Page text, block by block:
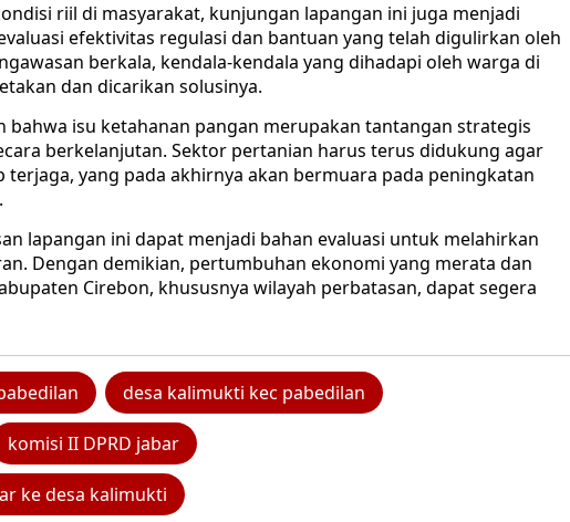
riil di masyarakat, kunjungan lapangan ini juga menjadi
efektivitas regulasi dan bantuan yang telah digulirkan oleh
berkala, kendala-kendala yang dihadapi oleh warga di
dan dicarikan solusinya.
bahwa isu ketahanan pangan merupakan tantangan strategis
berkelanjutan. Sektor pertanian harus terus didukung agar
yang pada akhirnya akan bermuara pada peningkatan
lapangan ini dapat menjadi bahan evaluasi untuk melahirkan
Dengan demikian, pertumbuhan ekonomi yang merata dan
Cirebon, khususnya wilayah perbatasan, dapat segera
desa kalimukti kec pabedilan
komisi II DPRD jabar
ke desa kalimukti